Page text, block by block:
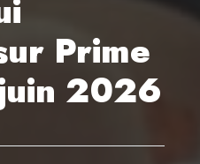
Prime
2026